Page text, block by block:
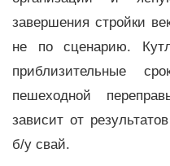
завершения стройки
не по сценарию.
приблизительные
пешеходной
зависит от
б/у свай.